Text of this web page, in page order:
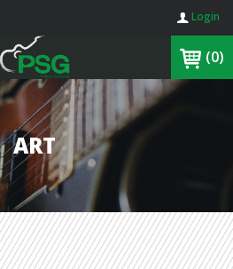
Login
(0)
ART